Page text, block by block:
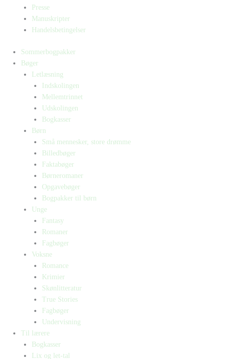
Presse
Manuskripter
Handelsbetingelser
Sommerbogpakker
Bøger
Letlæsning
Indskolingen
Mellemtrinnet
Udskolingen
Bogkasser
Børn
Små mennesker, store drømme
Billedbøger
Faktabøger
Børneromaner
Opgavebøger
Bogpakker til børn
Unge
Fantasy
Romaner
Fagbøger
Voksne
Romance
Krimier
Skønlitteratur
True Stories
Fagbøger
Undervisning
Til lærere
Bogkasser
Lix og let-tal